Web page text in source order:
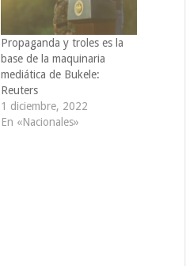
Propaganda y troles es la
base de la maquinaria
mediática de Bukele:
Reuters
1 diciembre, 2022
En «Nacionales»